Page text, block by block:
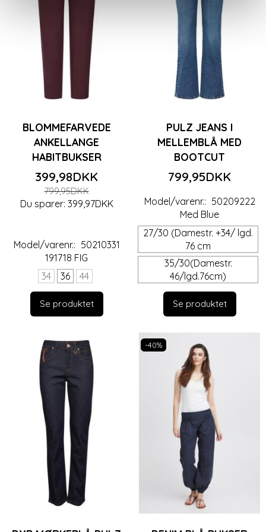
BLOMMEFARVEDE
ANKELLANGE
HABITBUKSER
399,98DKK
799,95DKK
Du sparer: 399,97DKK
Model/varenr.: 50210331
191718 FIG
34
36 44
Se produktet
PULZ JEANS I
MELLEMBLÅ MED
BOOTCUT
799,95DKK
Model/varenr.: 50209222
Med Blue
27/30 (Damestr. +34/ lgd.
76 cm
35/30(Damestr.
46/lgd.76cm)
Se produktet
-40%